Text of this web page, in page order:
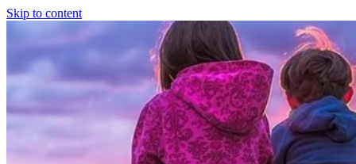
Skip to content